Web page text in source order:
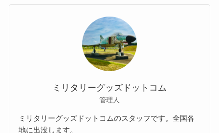
ミリタリーグッズドットコム
管理人
ミリタリーグッズドットコムのスタッフです。全国各
地に出没します。